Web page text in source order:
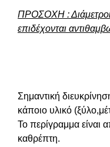
ΠΡΟΣΟΧΗ :
επιδέχονται
Σημαντική
κάποιο υλικό
Το περίγραμμα είναι
καθρέπτη.